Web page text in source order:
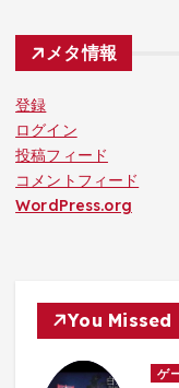
メタ情報
登録
ログイン
投稿フィード
コメントフィード
WordPress.org
You Missed
ゲ